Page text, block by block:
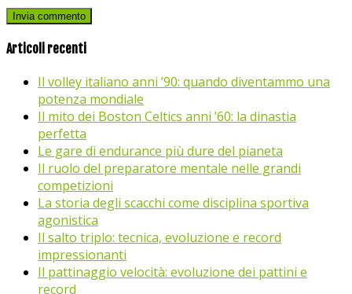
Articoli recenti
Il volley italiano anni ’90: quando diventammo una
potenza mondiale
Il mito dei Boston Celtics anni ’60: la dinastia
perfetta
Le gare di endurance più dure del pianeta
Il ruolo del preparatore mentale nelle grandi
competizioni
La storia degli scacchi come disciplina sportiva
agonistica
Il salto triplo: tecnica, evoluzione e record
impressionanti
Il pattinaggio velocità: evoluzione dei pattini e
record